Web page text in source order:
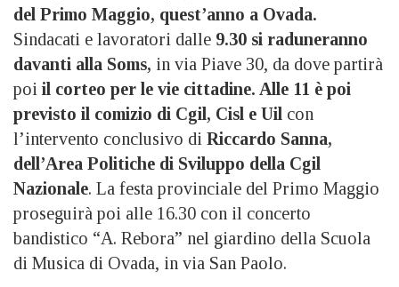
del Primo Maggio, quest’anno a Ovada.
Sindacati e lavoratori dalle 9.30 si raduneranno
davanti alla Soms, in via Piave 30, da dove partirà
poi il corteo per le vie cittadine. Alle 11 è poi
previsto il comizio di Cgil, Cisl e Uil con
l’intervento conclusivo di Riccardo Sanna,
dell’Area Politiche di Sviluppo della Cgil
Nazionale. La festa provinciale del Primo Maggio
proseguirà poi alle 16.30 con il concerto
bandistico “A. Rebora” nel giardino della Scuola
di Musica di Ovada, in via San Paolo.